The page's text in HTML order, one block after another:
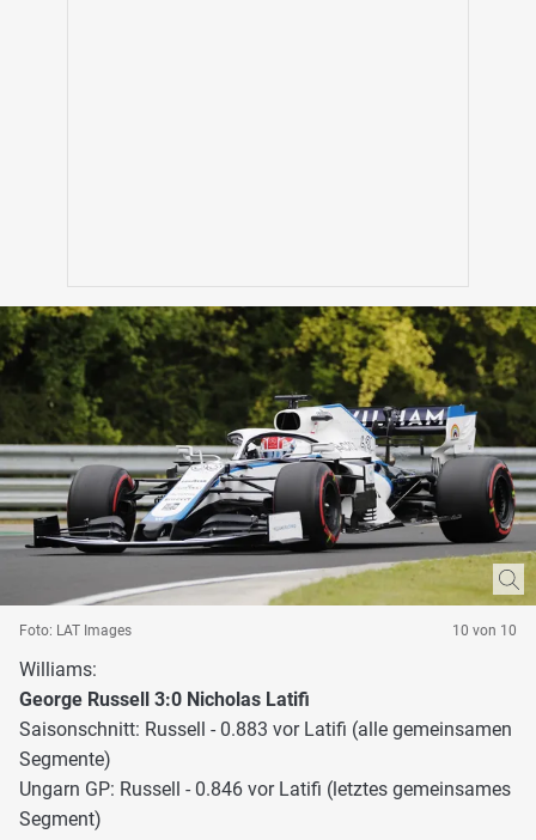
Foto: LAT Images 10 von 10
Williams:
George Russell 3:0 Nicholas Latifi
Saisonschnitt: Russell - 0.883 vor Latifi (alle gemeinsamen
Segmente)
Ungarn GP: Russell - 0.846 vor Latifi (letztes gemeinsames
Segment)